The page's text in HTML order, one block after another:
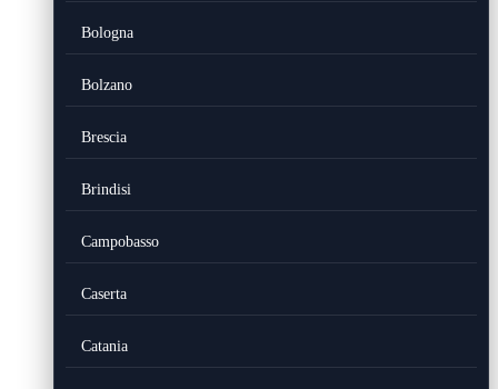
Bologna
Bolzano
Brescia
Brindisi
Campobasso
Caserta
Catania